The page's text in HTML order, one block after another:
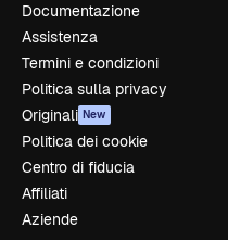
Documentazione
Assistenza
Termini e condizioni
Politica sulla privacy
Originali New
Politica dei cookie
Centro di fiducia
Affiliati
Aziende